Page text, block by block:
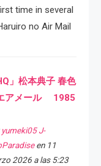
time in several
no Air Mail
」松本典子 春色
アメール 1985
yumeki05 J-
en 11
2026 a las 5:23